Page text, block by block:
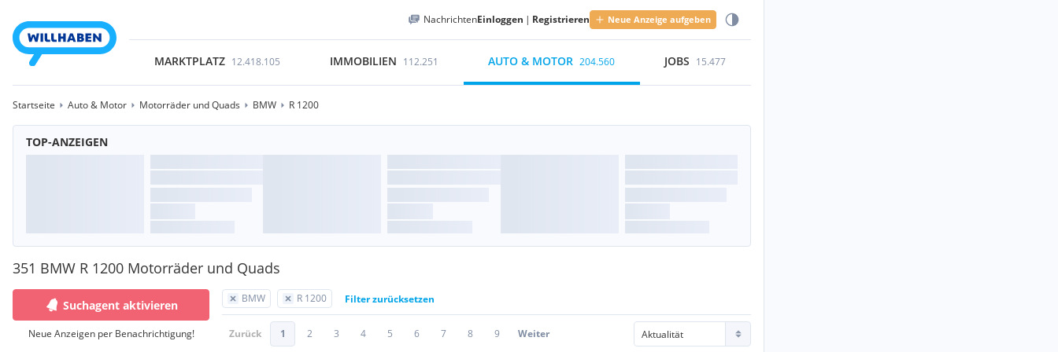
NachrichtenEinloggen | Registrieren Neue Anzeige aufgeben
MARKTPLATZ 12.418.105 IMMOBILIEN 112.251 AUTO & MOTOR 204.560 JOBS 15.477
Startseite Auto & Motor Motorräder und Quads BMW R 1200
TOP-ANZEIGEN
351 BMW R 1200 Motorräder und Quads
BMW R 1200 Filter zurücksetzen
Zurück 1 2 3 4 5 6 7 8 9 Weiter
Suchagent aktivieren
Neue Anzeigen per Benachrichtigung!